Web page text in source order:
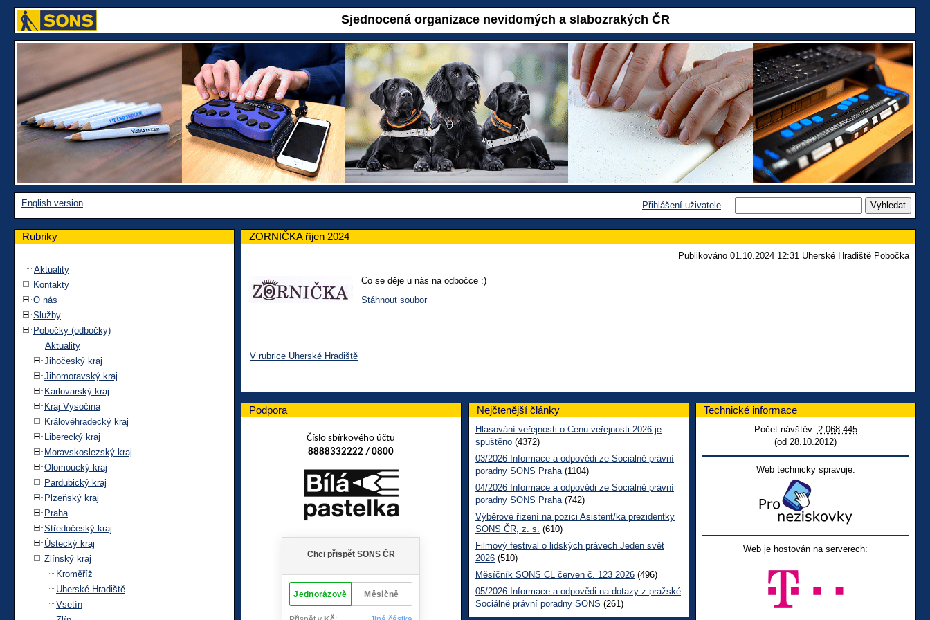
Sjednocená organizace nevidomých a slabozrakých ČR
English version Přihlášení uživatele
Rubriky
Aktuality
Kontakty
O nás
Služby
Pobočky (odbočky)
Aktuality
Jihočeský kraj
Jihomoravský kraj
Karlovarský kraj
Kraj Vysočina
Královéhradecký kraj
Liberecký kraj
Moravskoslezský kraj
Olomoucký kraj
Pardubický kraj
Plzeňský kraj
Praha
Středočeský kraj
Ústecký kraj
Zlínský kraj
Kroměříž
Uherské Hradiště
Vsetín
ZORNIČKA říjen 2024
Publikováno 01.10.2024 12:31 Uherské Hradiště Pobočka
Co se děje u nás na odbočce :)
Stáhnout soubor
V rubrice Uherské Hradiště
Podpora
Číslo sbírkového účtu
8888332222 / 0800
Nejčtenější články
Hlasování veřejnosti o Cenu veřejnosti 2026 je
spuštěno (4372)
03/2026 Informace a odpovědi ze Sociálně právní
poradny SONS Praha (1104)
04/2026 Informace a odpovědi ze Sociálně právní
poradny SONS Praha (742)
Výběrové řízení na pozici Asistent/ka prezidentky
SONS ČR, z. s. (610)
Filmový festival o lidských právech Jeden svět
2026 (510)
Měsíčník SONS CL červen č. 123 2026 (496)
05/2026 Informace a odpovědi na dotazy z pražské
Sociálně právní poradny SONS (261)
Technické informace
Počet návštěv: 2 068 445
(od 28.10.2012)
Web technicky spravuje:
Web je hostován na serverech: